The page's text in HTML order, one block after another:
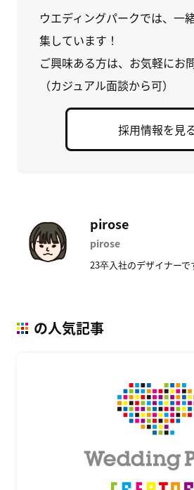
ウエディングパークでは、一
集しています！
ご興味ある方は、お気軽にお
（カジュアル面談から可）
採用情報を見
pirose
pirose
23卒入社のデザイナーで
の人気記事